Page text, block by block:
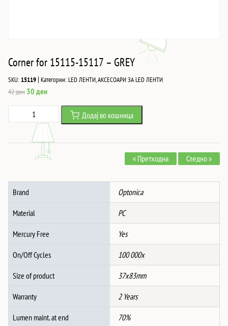
Corner for 15115-15117 – GREY
SKU:15119 | Категории:LED ЛЕНТИ,АКСЕСОАРИ ЗА LED ЛЕНТИ
42ден Original
was:
42 ден.
30 денCurrent
30 ден.
for
количина
Додај во кошница
« Претходна Следно »
Brand Optonica
Material PC
Mercury Free Yes
On/Off Cycles 100 000x
Size of product 37x83mm
Warranty 2 Years
Lumen maint. at end 70%